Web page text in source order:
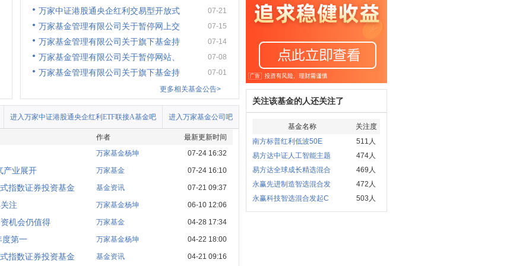
万家中证港股通央企红利交易型开放式 07-21
万家基金管理有限公司关于暂停网上交 07-15
万家基金管理有限公司关于旗下基金持 07-14
万家基金管理有限公司关于暂停网站、 07-08
万家基金管理有限公司关于旗下基金持
07-01
更多相关基金公告>
进入万家基金公司吧
进入万家中证港股通央企红利ETF联接A基金吧
作者
最新更新时间
万家基金杨坤
07-24 16:32
产业展开 万家基金 07-24 16:10
指数证券投资基金 基金资讯 07-21 09:37
注 万家基金杨坤 06-10 12:06
机会仍值得 万家基金 04-28 17:34
度第一 万家基金杨坤 04-22 18:00
指数证券投资基金 基金资讯 04-21 09:16
关注该基金的人还关注了
基金名称
关注度
南方标普红利低波50E
511人
易方达中证人工智能主题
474人
易方达全球成长精选混合
469人
永赢先进制造智选混合发
472人
永赢科技智选混合发起C
503人